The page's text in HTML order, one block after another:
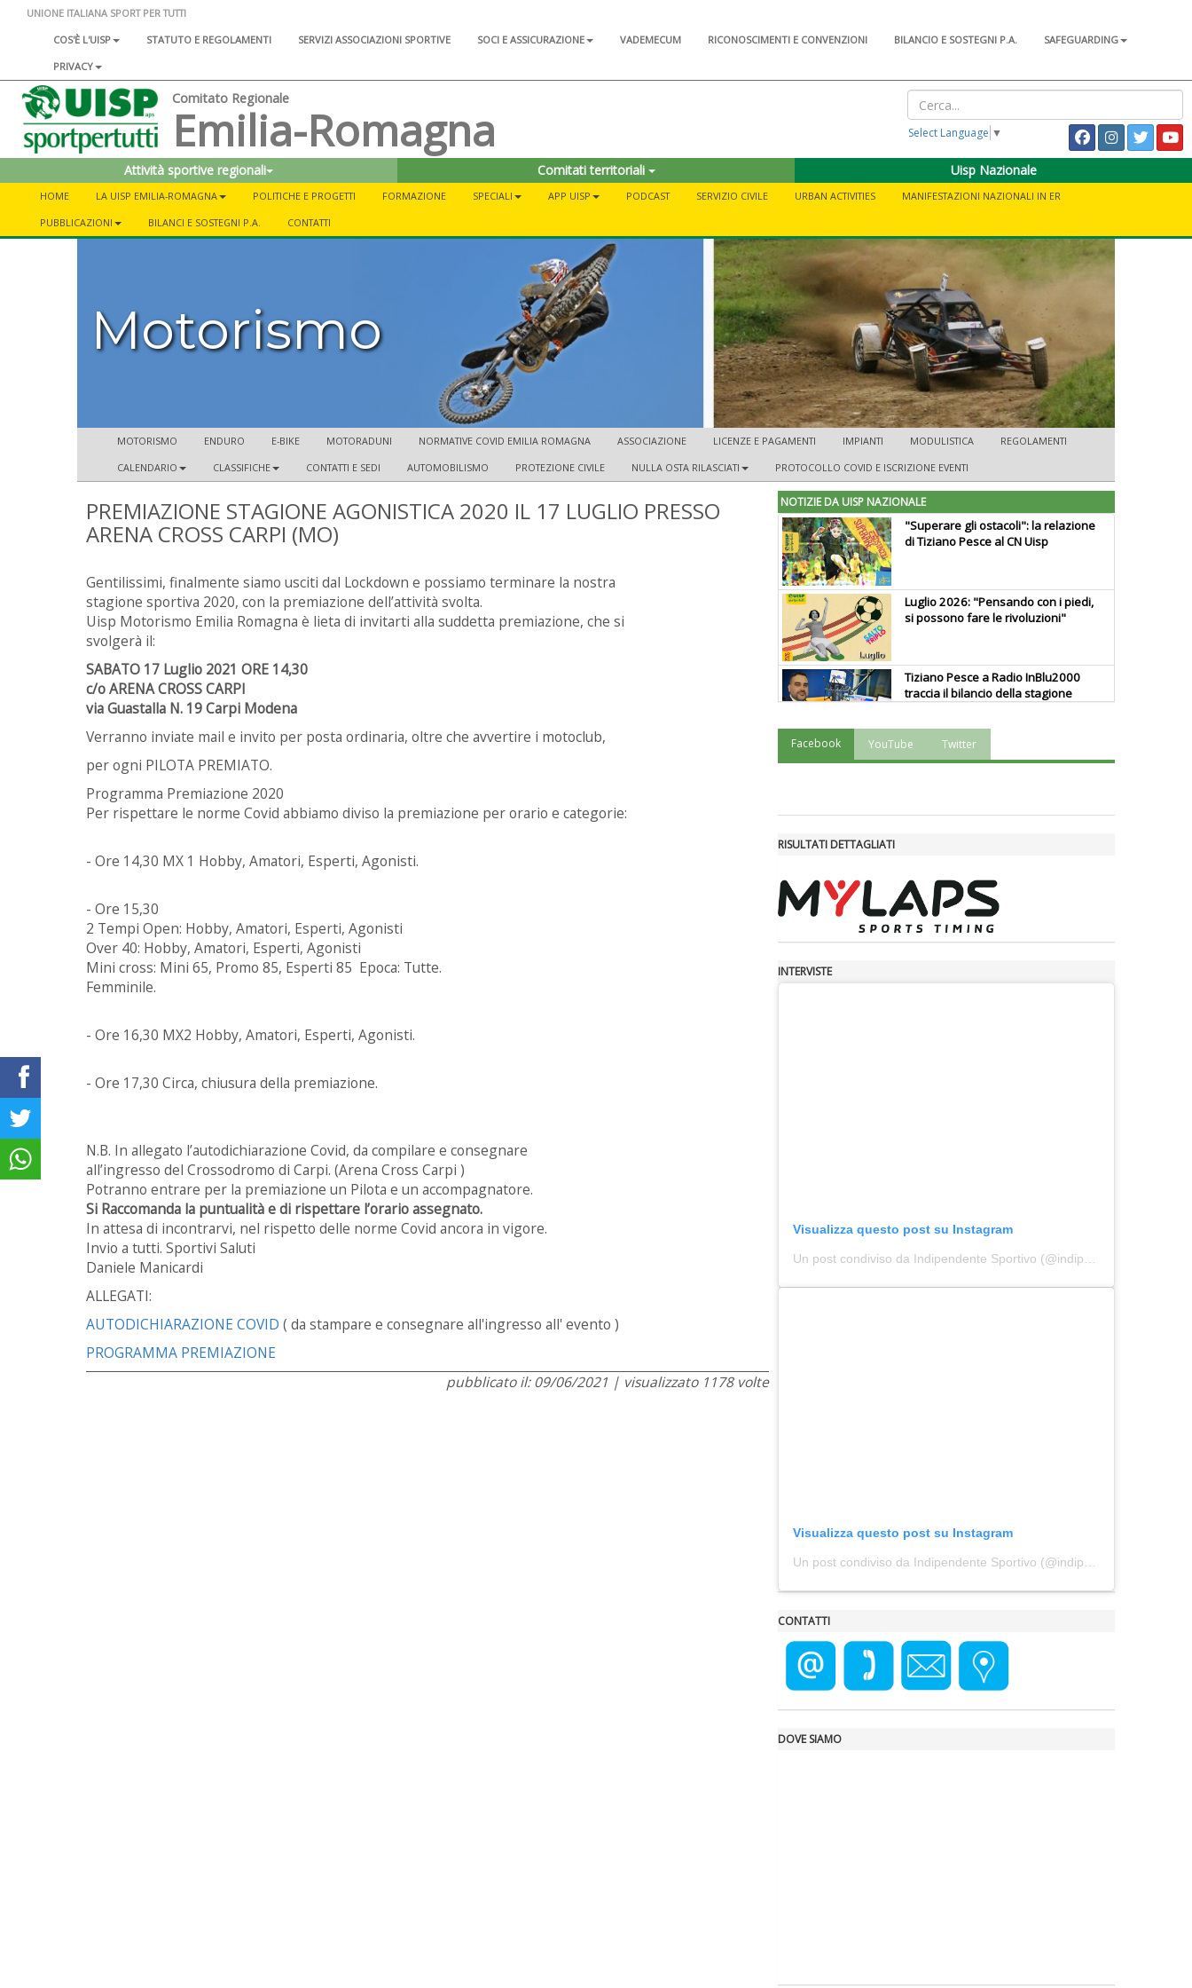
UNIONE ITALIANA SPORT PER TUTTI
COS'È L'UISP
STATUTO E REGOLAMENTI SERVIZI ASSOCIAZIONI SPORTIVE SOCI E ASSICURAZIONE VADEMECUM RICONOSCIMENTI E CONVENZIONI BILANCIO E SOSTEGNI P.A.
SAFEGUARDING
PRIVACY
Comitato Regionale
Emilia-Romagna Select Language ▼
Attività sportive regionali Comitati territoriali Uisp Nazionale
HOME LA UISP EMILIA-ROMAGNA POLITICHE E PROGETTI FORMAZIONE SPECIALI APP UISP PODCAST SERVIZIO CIVILE URBAN ACTIVITIES
MANIFESTAZIONI NAZIONALI IN ER
PUBBLICAZIONI
BILANCI E SOSTEGNI P.A. CONTATTI
Motorismo
MOTORISMO ENDURO E-BIKE MOTORADUNI NORMATIVE COVID EMILIA ROMAGNA ASSOCIAZIONE LICENZE E PAGAMENTI IMPIANTI MODULISTICA
REGOLAMENTI
CALENDARIO
CLASSIFICHE CONTATTI E SEDI AUTOMOBILISMO PROTEZIONE CIVILE NULLA OSTA RILASCIATI PROTOCOLLO COVID E ISCRIZIONE EVENTI
PREMIAZIONE STAGIONE AGONISTICA 2020 IL 17 LUGLIO PRESSO
ARENA CROSS CARPI (MO)
Gentilissimi, finalmente siamo usciti dal Lockdown e possiamo terminare la nostra
stagione sportiva 2020, con la premiazione dell’attività svolta.
Uisp Motorismo Emilia Romagna è lieta di invitarti alla suddetta premiazione, che si
svolgerà il:
SABATO 17 Luglio 2021 ORE 14,30
c/o ARENA CROSS CARPI
via Guastalla N. 19 Carpi Modena
Verranno inviate mail e invito per posta ordinaria, oltre che avvertire i motoclub,
per ogni PILOTA PREMIATO.
Programma Premiazione 2020
Per rispettare le norme Covid abbiamo diviso la premiazione per orario e categorie:
- Ore 14,30 MX 1 Hobby, Amatori, Esperti, Agonisti.
- Ore 15,30
2 Tempi Open: Hobby, Amatori, Esperti, Agonisti
Over 40: Hobby, Amatori, Esperti, Agonisti
Mini cross: Mini 65, Promo 85, Esperti 85 Epoca: Tutte.
Femminile.
- Ore 16,30 MX2 Hobby, Amatori, Esperti, Agonisti.
- Ore 17,30 Circa, chiusura della premiazione.
N.B. In allegato l’autodichiarazione Covid, da compilare e consegnare
all’ingresso del Crossodromo di Carpi. (Arena Cross Carpi )
Potranno entrare per la premiazione un Pilota e un accompagnatore.
Si Raccomanda la puntualità e di rispettare l’orario assegnato.
In attesa di incontrarvi, nel rispetto delle norme Covid ancora in vigore.
Invio a tutti. Sportivi Saluti
Daniele Manicardi
ALLEGATI:
AUTODICHIARAZIONE COVID ( da stampare e consegnare all'ingresso all' evento )
PROGRAMMA PREMIAZIONE
pubblicato il: 09/06/2021 | visualizzato 1178 volte
NOTIZIE DA UISP NAZIONALE
"Superare gli ostacoli": la relazione
di Tiziano Pesce al CN Uisp
Luglio 2026: "Pensando con i piedi,
si possono fare le rivoluzioni"
Tiziano Pesce a Radio InBlu2000
traccia il bilancio della stagione
Tiziano Pesce nel Cda di
Fondazione Terzjus: prima riunione
a Roma
Facebook YouTube Twitter
RISULTATI DETTAGLIATI
INTERVISTE
Visualizza questo post su Instagram
Visualizza questo post su Instagram
CONTATTI
DOVE SIAMO